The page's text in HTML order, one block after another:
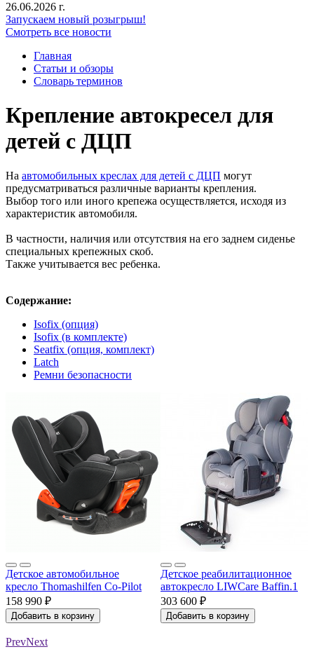
26.06.2026 г.
Запускаем новый розыгрыш!
Смотреть все новости
Главная
Статьи и обзоры
Словарь терминов
Крепление автокресел для
детей с ДЦП
На автомобильных креслах для детей с ДЦП могут
предусматриваться различные варианты крепления.
Выбор того или иного крепежа осуществляется, исходя из
характеристик автомобиля.
В частности, наличия или отсутствия на его заднем сиденье
специальных крепежных скоб.
Также учитывается вес ребенка.
Содержание:
Isofix (опция)
Isofix (в комплекте)
Seatfix (опция, комплект)
Latch
Ремни безопасности
Детское автомобильное
кресло Thomashilfen Co-Pilot
158 990 ₽
Добавить в корзину
Детское реабилитационное
автокресло LIWCare Baffin.1
303 600 ₽
Добавить в корзину
PrevNext